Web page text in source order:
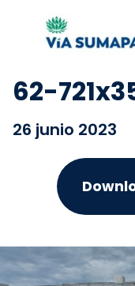
62-
26 junio 2023